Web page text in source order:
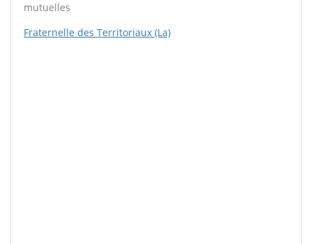
mutuelles
Fraternelle des Territoriaux (La)